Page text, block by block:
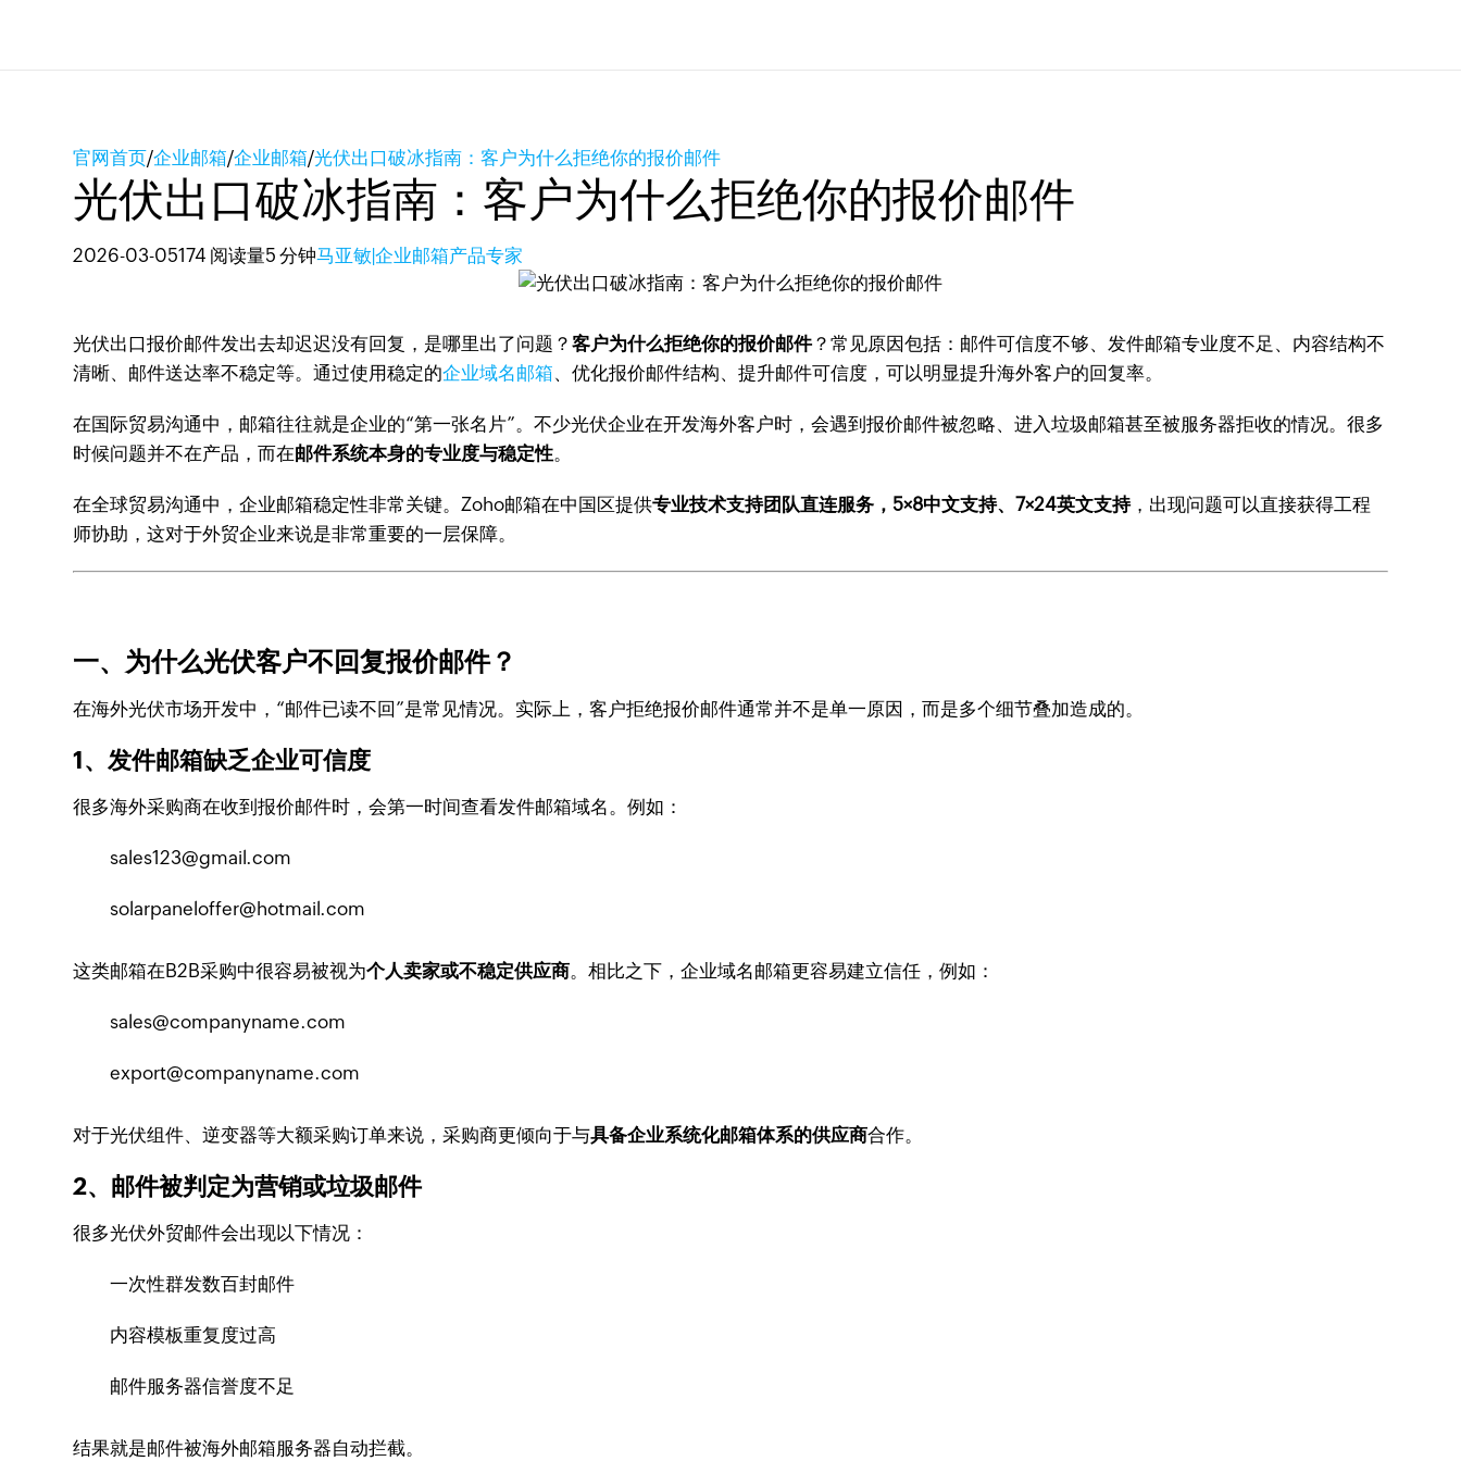
官网首页/企业邮箱/企业邮箱/光伏出口破冰指南：客户为什么拒绝你的报价邮件
光伏出口破冰指南：客户为什么拒绝你的报价邮件
2026-03-05174 阅读量5 分钟马亚敏|企业邮箱产品专家
光伏出口报价邮件发出去却迟迟没有回复，是哪里出了问题？客户为什么拒绝你的报价邮件？常见原因包括：邮件可信度不够、发件邮箱专业度不足、内容结构不
清晰、邮件送达率不稳定等。通过使用稳定的企业域名邮箱、优化报价邮件结构、提升邮件可信度，可以明显提升海外客户的回复率。
在国际贸易沟通中，邮箱往往就是企业的“第一张名片”。不少光伏企业在开发海外客户时，会遇到报价邮件被忽略、进入垃圾邮箱甚至被服务器拒收的情况。很多
时候问题并不在产品，而在邮件系统本身的专业度与稳定性。
在全球贸易沟通中，企业邮箱稳定性非常关键。Zoho邮箱在中国区提供专业技术支持团队直连服务，5×8中文支持、7×24英文支持，出现问题可以直接获得工程
师协助，这对于外贸企业来说是非常重要的一层保障。
一、为什么光伏客户不回复报价邮件？
在海外光伏市场开发中，“邮件已读不回”是常见情况。实际上，客户拒绝报价邮件通常并不是单一原因，而是多个细节叠加造成的。
1、发件邮箱缺乏企业可信度
很多海外采购商在收到报价邮件时，会第一时间查看发件邮箱域名。例如：
sales123@gmail.com
solarpaneloffer@hotmail.com
这类邮箱在B2B采购中很容易被视为个人卖家或不稳定供应商。相比之下，企业域名邮箱更容易建立信任，例如：
sales@companyname.com
export@companyname.com
对于光伏组件、逆变器等大额采购订单来说，采购商更倾向于与具备企业系统化邮箱体系的供应商合作。
2、邮件被判定为营销或垃圾邮件
很多光伏外贸邮件会出现以下情况：
一次性群发数百封邮件
内容模板重复度过高
邮件服务器信誉度不足
结果就是邮件被海外邮箱服务器自动拦截。